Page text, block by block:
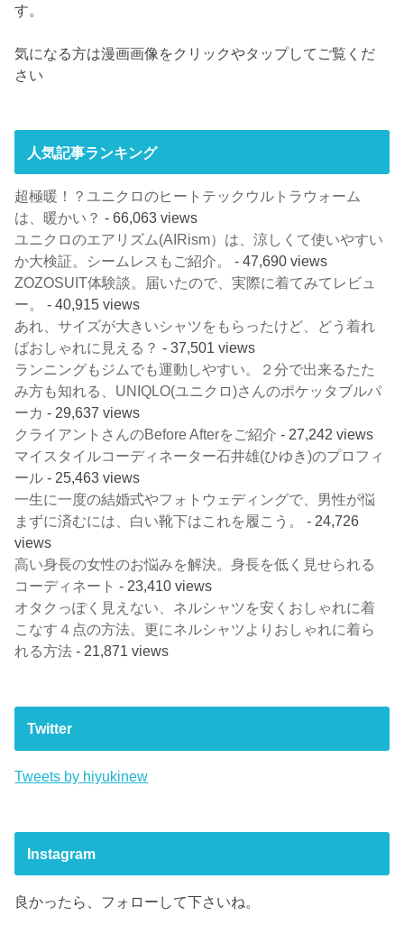
す。
気になる方は漫画画像をクリックやタップしてご覧くだ
さい
人気記事ランキング
超極暖！？ユニクロのヒートテックウルトラウォーム
は、暖かい？ - 66,063 views
ユニクロのエアリズム(AIRism）は、涼しくて使いやすい
か大検証。シームレスもご紹介。
- 47,690 views
ZOZOSUIT体験談。届いたので、実際に着てみてレビュ
ー。
- 40,915 views
あれ、サイズが大きいシャツをもらったけど、どう着れ
ばおしゃれに見える？ - 37,501 views
ランニングもジムでも運動しやすい。２分で出来るたた
み方も知れる、UNIQLO(ユニクロ)さんのポケッタブルパ
ーカ - 29,637 views
クライアントさんのBefore Afterをご紹介 - 27,242 views
マイスタイルコーディネーター石井雄(ひゆき)のプロフィ
ール - 25,463 views
一生に一度の結婚式やフォトウェディングで、男性が悩
まずに済むには、白い靴下はこれを履こう。
- 24,726
views
高い身長の女性のお悩みを解決。身長を低く見せられる
コーディネート - 23,410 views
オタクっぽく見えない、ネルシャツを安くおしゃれに着
こなす４点の方法。更にネルシャツよりおしゃれに着ら
れる方法 - 21,871 views
Twitter
Tweets by hiyukinew
Instagram
良かったら、フォローして下さいね。